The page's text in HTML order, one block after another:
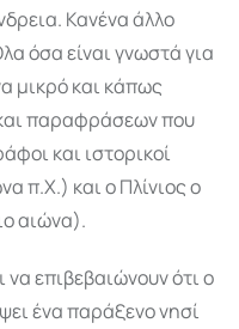
Κανένα άλλο
όσα είναι γνωστά για
μικρό και κάπως
παραφράσεων που
και ιστορικοί
π.Χ.) και ο Πλίνιος ο
αιώνα).
επιβεβαιώνουν ότι ο
ένα παράξενο νησί